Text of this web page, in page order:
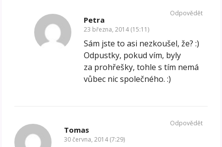
Petra
23 března, 2014 (15:11)
Sám jste to asi nezkoušel, že? :)
Odpustky, pokud vím, byly
za prohřešky, tohle s tím nemá
vůbec nic společného. :)
Odpovědět
Tomas
30 června, 2014 (7:29)
Odpovědět